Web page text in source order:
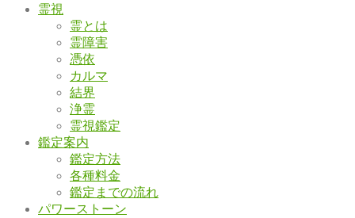
霊視
霊とは
霊障害
憑依
カルマ
結界
浄霊
霊視鑑定
鑑定案内
鑑定方法
各種料金
鑑定までの流れ
パワーストーン